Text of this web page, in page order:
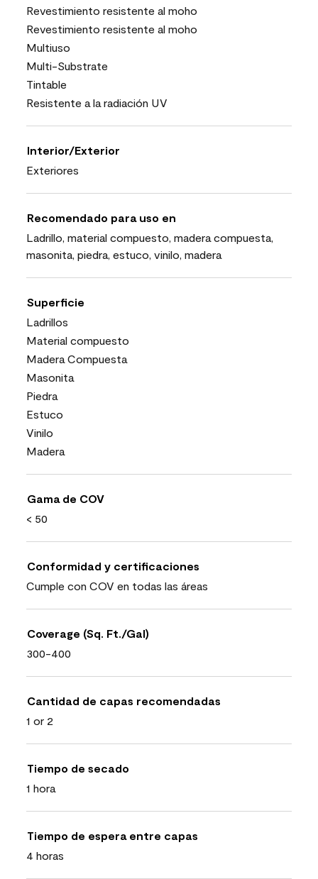
Revestimiento resistente al moho
Revestimiento resistente al moho
Multiuso
Multi-Substrate
Tintable
Resistente a la radiación UV
Interior/Exterior
Exteriores
Recomendado para uso en
Ladrillo, material compuesto, madera compuesta,
masonita, piedra, estuco, vinilo, madera
Superficie
Ladrillos
Material compuesto
Madera Compuesta
Masonita
Piedra
Estuco
Vinilo
Madera
Gama de COV
< 50
Conformidad y certificaciones
Cumple con COV en todas las áreas
Coverage (Sq. Ft./Gal)
300-400
Cantidad de capas recomendadas
1 or 2
Tiempo de secado
1 hora
Tiempo de espera entre capas
4 horas